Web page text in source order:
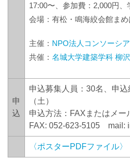
17:00〜、参加費：2,000円、
会場：有松・鳴海絞会館ま
主催： NPO法人コンソーシ
共催： 名城大学建築学科 柳
申
込
申込募集人員：30名、申
（土）
申込方法：FAXまたはメー
FAX: 052-623-5105 mail:
〈ポスターPDFファイル〉